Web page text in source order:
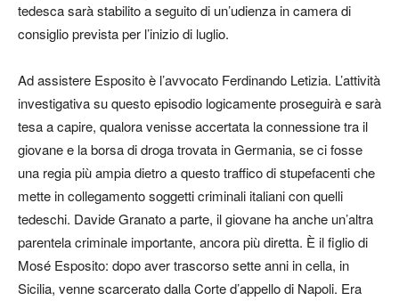
tedesca sarà stabilito a seguito di un’udienza in camera di
consiglio prevista per l’inizio di luglio.
Ad assistere Esposito è l’avvocato Ferdinando Letizia. L’attività
investigativa su questo episodio logicamente proseguirà e sarà
tesa a capire, qualora venisse accertata la connessione tra il
giovane e la borsa di droga trovata in Germania, se ci fosse
una regia più ampia dietro a questo traffico di stupefacenti che
mette in collegamento soggetti criminali italiani con quelli
tedeschi. Davide Granato a parte, il giovane ha anche un’altra
parentela criminale importante, ancora più diretta. È il figlio di
Mosé Esposito: dopo aver trascorso sette anni in cella, in
Sicilia, venne scarcerato dalla Corte d’appello di Napoli. Era